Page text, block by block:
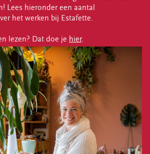
Lees hieronder een aantal
het werken bij Estafette.
lezen? Dat doe je hier.